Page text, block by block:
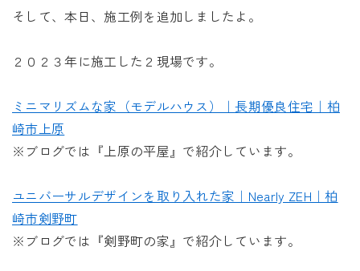
そして、本日、施工例を追加しましたよ。
２０２３年に施工した２現場です。
ミニマリズムな家（モデルハウス）｜長期優良住宅｜柏
崎市上原
※ブログでは『上原の平屋』で紹介しています。
ユニバーサルデザインを取り入れた家｜Nearly ZEH｜柏
崎市剣野町
※ブログでは『剣野町の家』で紹介しています。